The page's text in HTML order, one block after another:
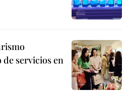
servicios en